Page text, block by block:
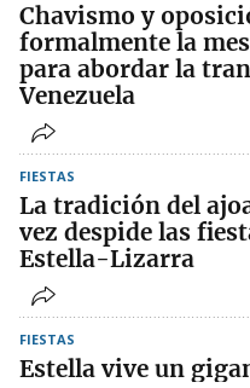
Chavismo y
formalmente la
para abordar la
Venezuela
FIESTAS
La tradición del
vez despide las
Estella-Lizarra
FIESTAS
Estella vive un